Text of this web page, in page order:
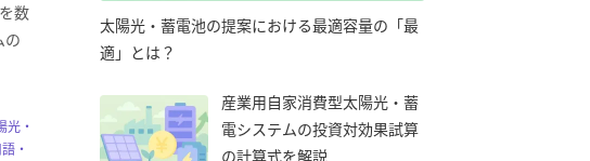
数
の
光・
・
太陽光・蓄電池の提案における最適容量の「最
適」とは？
産業用自家消費型太陽光・蓄
電システムの投資対効果試算
の計算式を解説